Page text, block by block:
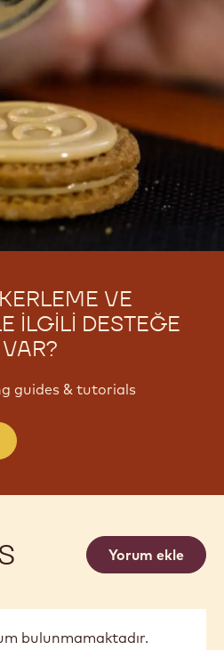
VE
ILGILI DESTEĞE
guides & tutorials
Yorum ekle
bulunmamaktadır.